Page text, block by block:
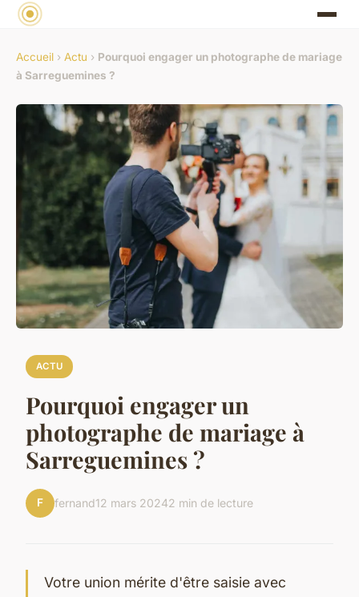
Accueil › Actu › Pourquoi engager un photographe de mariage
à Sarreguemines ?
ACTU
Pourquoi engager un
photographe de mariage à
Sarreguemines ?
F fernand12 mars 20242 min de lecture
Votre union mérite d'être saisie avec